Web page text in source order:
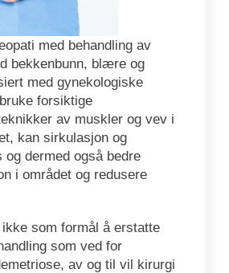
med behandling av
bekkenbunn, blære og
med gynekologiske
forsiktige
av muskler og vev i
kan sirkulasjon og
og dermed også bedre
i området og redusere
som formål å erstatte
som ved for
av og til vil kirurgi